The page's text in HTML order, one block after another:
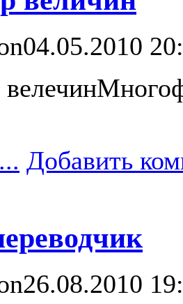
04.05.2010
Добавить
26.08.2010